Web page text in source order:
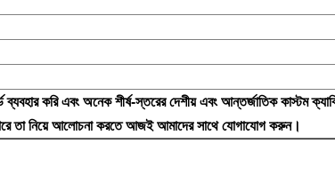
করি এবং অনেক শীর্ষ-স্তরের দেশীয় এবং আন্তর্জাতিক কাস্টম
তা নিয়ে আলোচনা করতে আজই আমাদের সাথে যোগাযোগ করুন।